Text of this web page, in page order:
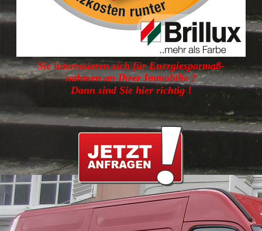
Sie interessieren sich für Energiesparmaß-
nahmen an Ihrer Immobilie ?
Dann sind Sie hier richtig !